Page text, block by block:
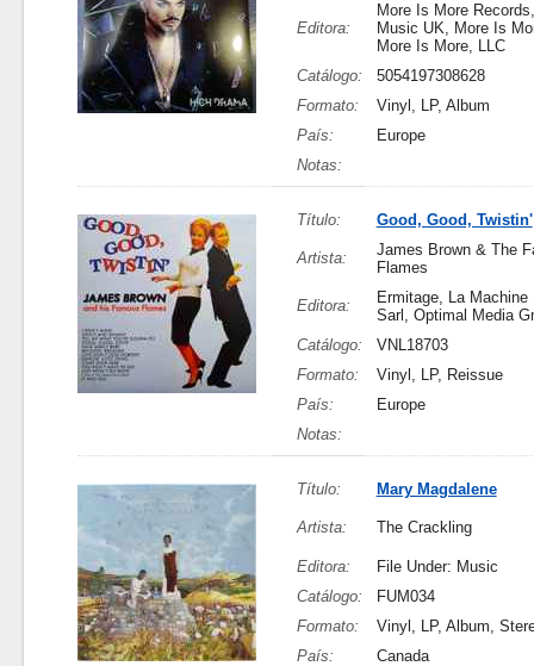
Editora:
More Is More
Music UK, More Is
More Is More, LLC
Catálogo:
5054197308628
Formato:
Vinyl, LP, Album
País:
Europe
Notas:
Título: Good, Good, Twistin'
Artista:
James Brown & The
Flames
Editora:
Ermitage, La Machine
Sarl, Optimal Media
Catálogo:
VNL18703
Formato:
Vinyl, LP, Reissue
País:
Europe
Notas:
Título: Mary Magdalene
Artista: The Crackling
Editora:
File Under: Music
Catálogo:
FUM034
Formato:
Vinyl, LP, Album,
País:
Canada